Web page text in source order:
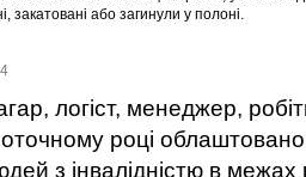
закатовані або загинули у полоні.
логіст, менеджер,
році
з інвалідністю в межах